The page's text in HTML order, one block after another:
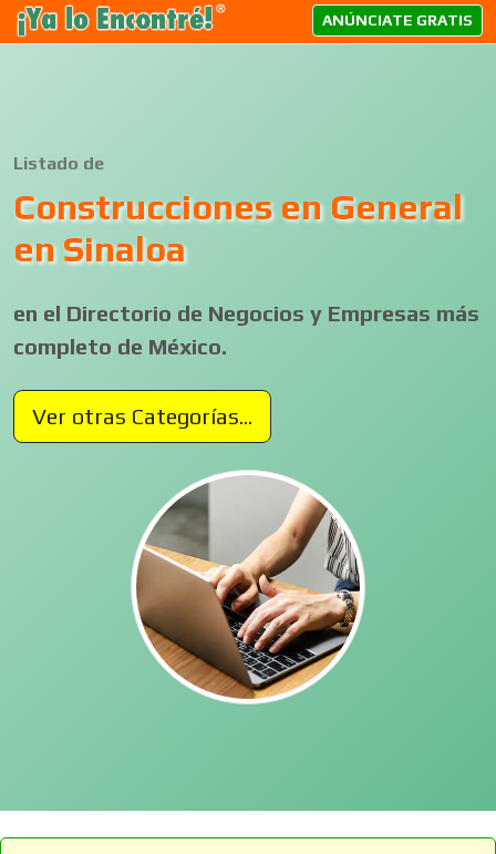
ANÚNCIATE GRATIS
Listado de
Construcciones en General
en Sinaloa
en el Directorio de Negocios y Empresas más
completo de México.
Ver otras Categorías...